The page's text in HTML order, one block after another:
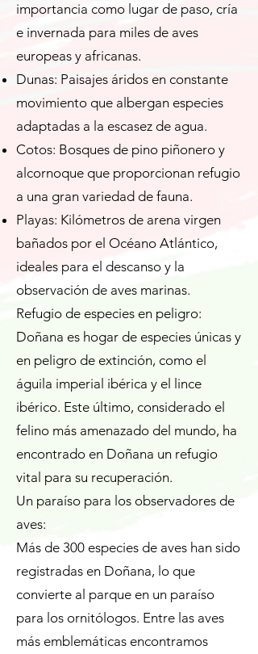
importancia como lugar de paso, cría
e invernada para miles de aves
europeas y africanas.
Dunas: Paisajes áridos en constante
movimiento que albergan especies
adaptadas a la escasez de agua.
Cotos: Bosques de pino piñonero y
alcornoque que proporcionan refugio
a una gran variedad de fauna.
Playas: Kilómetros de arena virgen
bañados por el Océano Atlántico,
ideales para el descanso y la
observación de aves marinas.
Refugio de especies en peligro:
Doñana es hogar de especies únicas y
en peligro de extinción, como el
águila imperial ibérica y el lince
ibérico. Este último, considerado el
felino más amenazado del mundo, ha
encontrado en Doñana un refugio
vital para su recuperación.
Un paraíso para los observadores de
aves:
Más de 300 especies de aves han sido
registradas en Doñana, lo que
convierte al parque en un paraíso
para los ornitólogos. Entre las aves
más emblemáticas encontramos